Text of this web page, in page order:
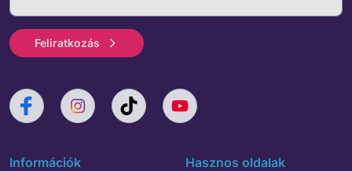
Feliratkozás
Információk
Hasznos oldalak